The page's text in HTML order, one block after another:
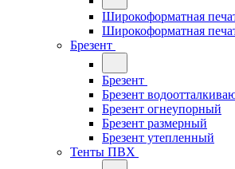
Широкоформатная
Широкоформатная
Брезент
Брезент
Брезент
Брезент огнеупорный
Брезент размерный
Брезент утепленный
Тенты ПВХ